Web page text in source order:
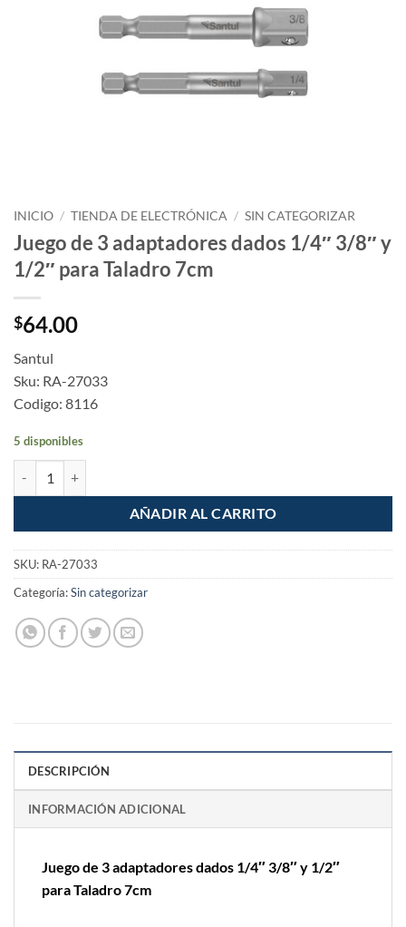
INICIO / TIENDA DE ELECTRÓNICA / SIN CATEGORIZAR
Juego de 3 adaptadores dados 1/4″ 3/8″ y
1/2″ para Taladro 7cm
$64.00
Santul
Sku: RA-27033
Codigo: 8116
5 disponibles
AÑADIR AL CARRITO
SKU: RA-27033
Categoría:Sin categorizar
DESCRIPCIÓN
INFORMACIÓN ADICIONAL
Juego de 3 adaptadores dados 1/4″ 3/8″ y 1/2″
para Taladro 7cm